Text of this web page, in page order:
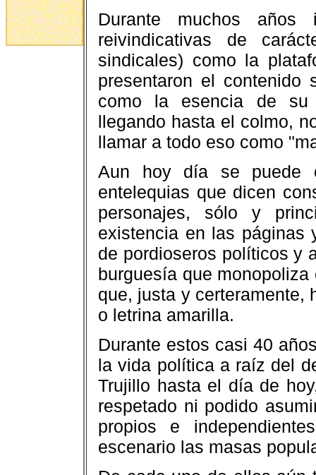
Durante muchos años
reivindicativas de
sindicales) como la
presentaron el contenido
como la esencia de su
llegando hasta el colmo,
llamar a todo eso como
Aun hoy día se puede
entelequias que dicen
personajes, sólo y
existencia en las páginas
de pordioseros políticos y
burguesía que
que, justa y certeramente,
o letrina amarilla.
Durante estos casi 40
la vida política a raíz del
Trujillo hasta el día de
respetado ni podido
propios e
escenario las masas